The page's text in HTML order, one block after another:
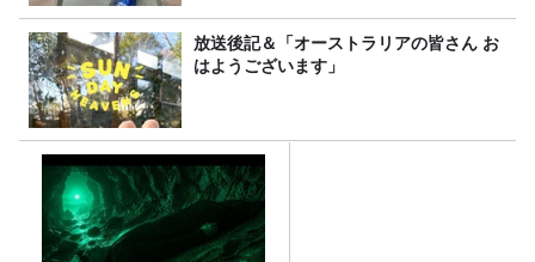
放送後記＆「オーストラリアの皆さん お
はようございます」